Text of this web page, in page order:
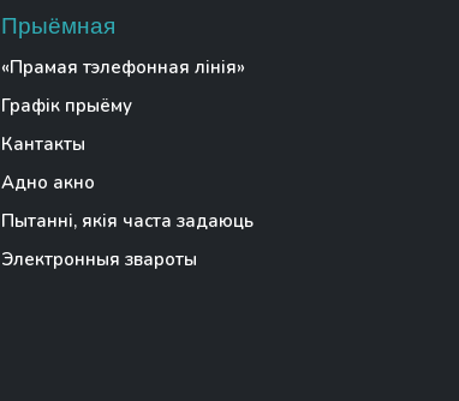
Прыёмная
«Прамая тэлефонная лінія»
Графік прыёму
Кантакты
Адно акно
Пытанні, якія часта задаюць
Электронныя звароты